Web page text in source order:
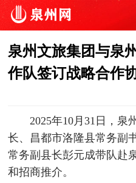
泉州文旅集团与泉
作队签订战略合作
2025年10月31日，泉
长、昌都市洛隆县常务副
常务副县长彭元成带队赴
和招商推介。